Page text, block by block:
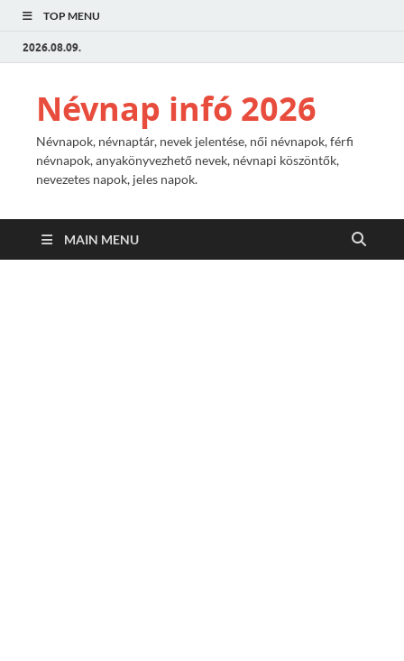
TOP MENU
2026.08.09.
Névnap infó 2026
Névnapok, névnaptár, nevek jelentése, női névnapok, férfi
névnapok, anyakönyvezhető nevek, névnapi köszöntők,
nevezetes napok, jeles napok.
MAIN MENU